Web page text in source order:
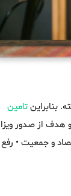
بنابراینتامین
از صدور ویزا
و جمعیت • رفع